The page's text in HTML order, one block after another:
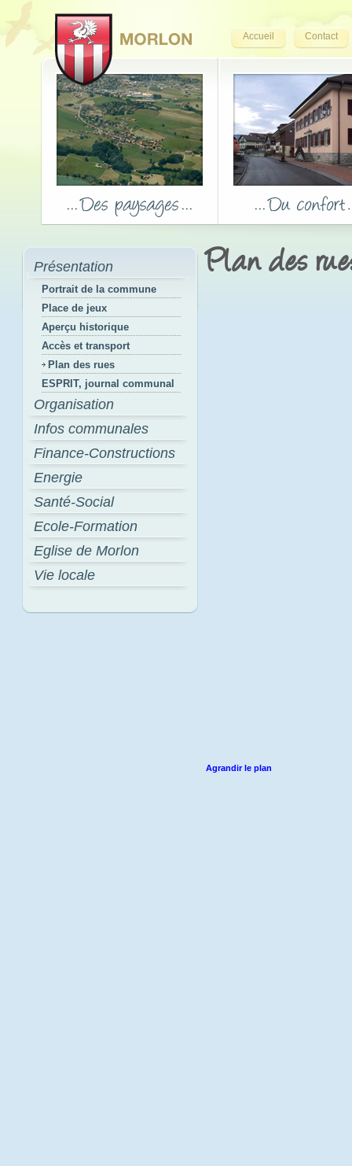
Accueil Contact
Présentation
Portrait de la commune
Place de jeux
Aperçu historique
Accès et transport
Plan des rues
ESPRIT, journal communal
Organisation
Infos communales
Finance-Constructions
Energie
Santé-Social
Ecole-Formation
Eglise de Morlon
Vie locale
Plan des
Agrandir le plan